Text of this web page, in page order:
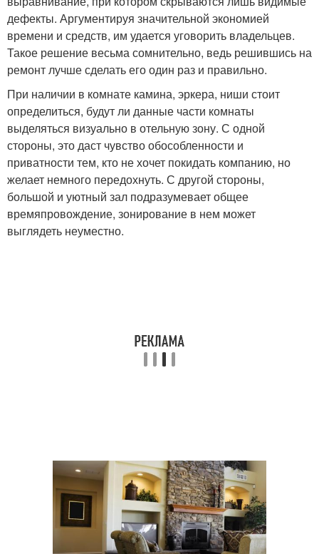
дефекты. Аргументируя значительной экономией
времени и средств, им удается уговорить владельцев.
Такое решение весьма сомнительно, ведь решившись на
ремонт лучше сделать его один раз и правильно.
При наличии в комнате камина, эркера, ниши стоит
определиться, будут ли данные части комнаты
выделяться визуально в отельную зону. С одной
стороны, это даст чувство обособленности и
приватности тем, кто не хочет покидать компанию, но
желает немного передохнуть. С другой стороны,
большой и уютный зал подразумевает общее
времяпровождение, зонирование в нем может
выглядеть неуместно.